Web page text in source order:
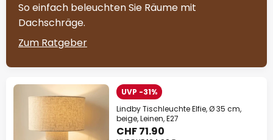
So einfach beleuchten Sie Räume mit
Dachschräge.
Zum Ratgeber
UVP -31%
Lindby Tischleuchte Elfie, Ø 35 cm,
beige, Leinen, E27
CHF 71.90